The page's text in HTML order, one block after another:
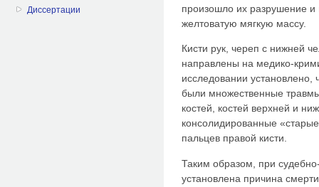
Диссертации
произошло их разрушение
желтоватую мягкую массу.
Кисти рук, череп с нижней
направлены на медико-
исследовании установлено,
были множественные
костей, костей верхней и
консолидированные
пальцев правой кисти.
Таким образом, при
установлена причина